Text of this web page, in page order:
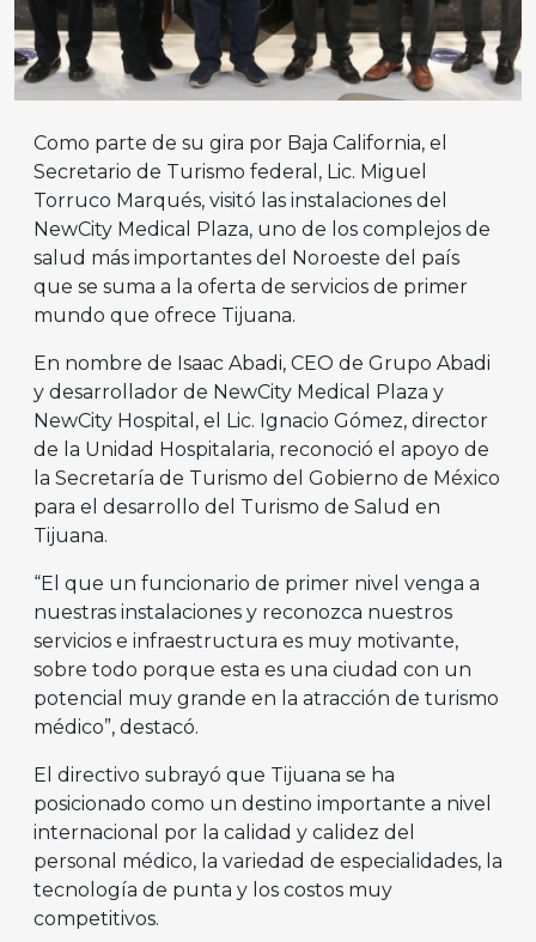
Como parte de su gira por Baja California, el
Secretario de Turismo federal, Lic. Miguel
Torruco Marqués, visitó las instalaciones del
NewCity Medical Plaza, uno de los complejos de
salud más importantes del Noroeste del país
que se suma a la oferta de servicios de primer
mundo que ofrece Tijuana.
En nombre de Isaac Abadi, CEO de Grupo Abadi
y desarrollador de NewCity Medical Plaza y
NewCity Hospital, el Lic. Ignacio Gómez, director
de la Unidad Hospitalaria, reconoció el apoyo de
la Secretaría de Turismo del Gobierno de México
para el desarrollo del Turismo de Salud en
Tijuana.
“El que un funcionario de primer nivel venga a
nuestras instalaciones y reconozca nuestros
servicios e infraestructura es muy motivante,
sobre todo porque esta es una ciudad con un
potencial muy grande en la atracción de turismo
médico”, destacó.
El directivo subrayó que Tijuana se ha
posicionado como un destino importante a nivel
internacional por la calidad y calidez del
personal médico, la variedad de especialidades, la
tecnología de punta y los costos muy
competitivos.